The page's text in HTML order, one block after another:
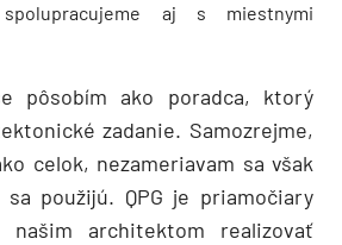
aj s miestnymi
pôsobím ako poradca, ktorý
zadanie. Samozrejme,
celok, nezameriavam sa však
použijú. QPG je priamočiary
našim architektom realizovať